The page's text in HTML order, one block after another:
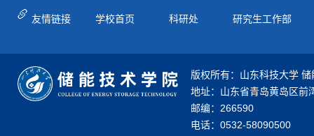
友情链接 学校首页 科研处 研究生工作部
版权所有：山东科技大学
地址：山东省青岛黄岛区前
邮编：266590
电话：0532-58090500